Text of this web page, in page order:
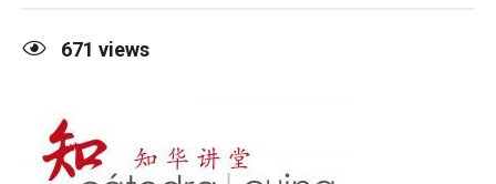
671 views